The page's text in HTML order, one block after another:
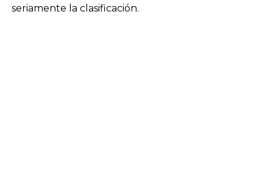
seriamente la clasificación.